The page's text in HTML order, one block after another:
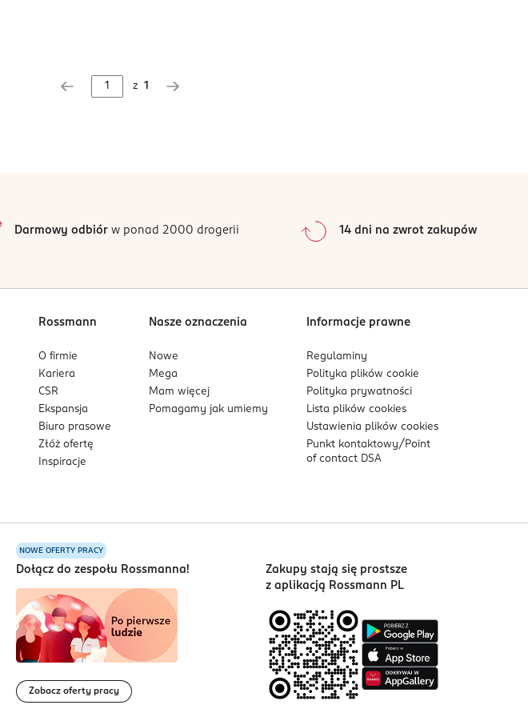
z 1
Darmowy odbiórw ponad 2000 drogerii 14 dni na zwrot zakupów
Rossmann
O firmie
Kariera
CSR
Ekspansja
Biuro prasowe
Złóż ofertę
Inspiracje
Nasze oznaczenia
Nowe
Mega
Mam więcej
Pomagamy jak umiemy
Informacje prawne
Regulaminy
Polityka plikówcookie
Polityka prywatności
Lista plikówcookies
Ustawienia plikówcookies
Punkt kontaktowy/ Point
of contact DSA
NOWE OFERTY PRACY
Dołącz do zespołu Rossmanna!
Zobacz oferty pracy
Zakupy stają się prostsze
z aplikacją Rossmann PL